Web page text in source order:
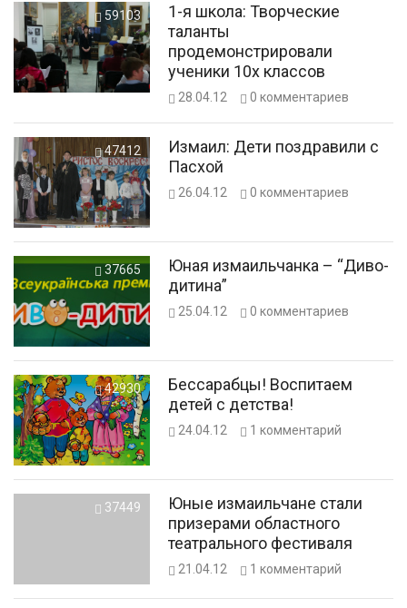
59103
1-я школа: Творческие
таланты
продемонстрировали
ученики 10х классов
28.04.12 0 комментариев
47412
Измаил: Дети поздравили с
Пасхой
26.04.12 0 комментариев
37665
Юная измаильчанка – “Диво-
дитина”
25.04.12 0 комментариев
42930
Бессарабцы! Воспитаем
детей с детства!
24.04.12 1 комментарий
37449
Юные измаильчане стали
призерами областного
театрального фестиваля
21.04.12 1 комментарий